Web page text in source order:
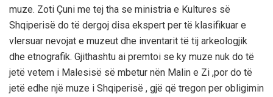
muze. Zoti Çuni me tej tha se ministria e Kultures së
Shqiperisë do të dergoj disa ekspert per të klasifikuar e
vlersuar nevojat e muzeut dhe inventarit të tij arkeologjik
dhe etnografik. Gjithashtu ai premtoi se ky muze nuk do të
jetë vetem i Malesisë së mbetur nën Malin e Zi ,por do të
jetë edhe një muze i Shqiperisë , gjë që tregon per obligimin